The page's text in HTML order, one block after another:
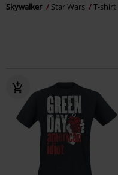
Skywalker Star Wars T-shirt